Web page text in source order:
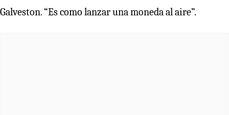
Galveston. “Es como lanzar una moneda al aire”.